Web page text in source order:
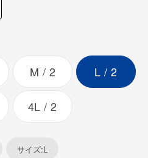
M 2 L 2
4L 2
サイズ:L